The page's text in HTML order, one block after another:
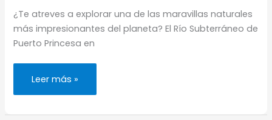
¿Te atreves a explorar una de las maravillas naturales
más impresionantes del planeta? El Río Subterráneo de
Puerto Princesa en
Río
de
Princesa,
Leer más »